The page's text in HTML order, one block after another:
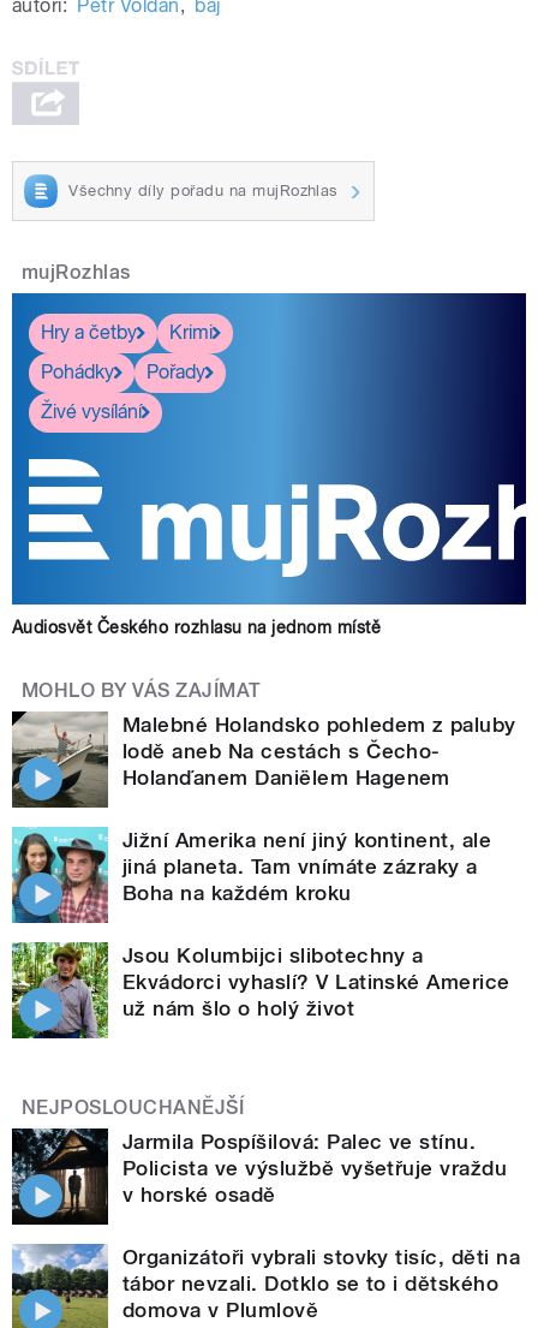
autoři: Petr Voldán, baj
Všechny díly pořadu na mujRozhlas
mujRozhlas
Hry a četby
Krimi
Pohádky
Pořady
Živé vysílání
Audiosvět Českého rozhlasu na jednom místě
MOHLO BY VÁS ZAJÍMAT
Malebné Holandsko pohledem z paluby
lodě aneb Na cestách s Čecho-
Holanďanem Daniëlem Hagenem
Jižní Amerika není jiný kontinent, ale
jiná planeta. Tam vnímáte zázraky a
Boha na každém kroku
Jsou Kolumbijci slibotechny a
Ekvádorci vyhaslí? V Latinské Americe
už nám šlo o holý život
NEJPOSLOUCHANĚJŠÍ
Jarmila Pospíšilová: Palec ve stínu.
Policista ve výslužbě vyšetřuje vraždu
v horské osadě
Organizátoři vybrali stovky tisíc, děti na
tábor nevzali. Dotklo se to i dětského
domova v Plumlově